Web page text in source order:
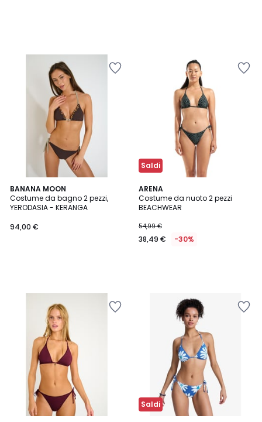
BANANA MOON
Costume da bagno 2 pezzi,
YERODASIA - KERANGA
94,00 €
Saldi
ARENA
Costume da nuoto 2 pezzi
BEACHWEAR
54,99 €
38,49 € -30%
Saldi